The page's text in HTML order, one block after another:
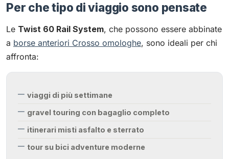
Per che tipo di viaggio sono pensate
Le Twist 60 Rail System, che possono essere abbinate
a borse anteriori Crosso omologhe, sono ideali per chi
affronta:
viaggi di più settimane
gravel touring con bagaglio completo
itinerari misti asfalto e sterrato
tour su bici adventure moderne